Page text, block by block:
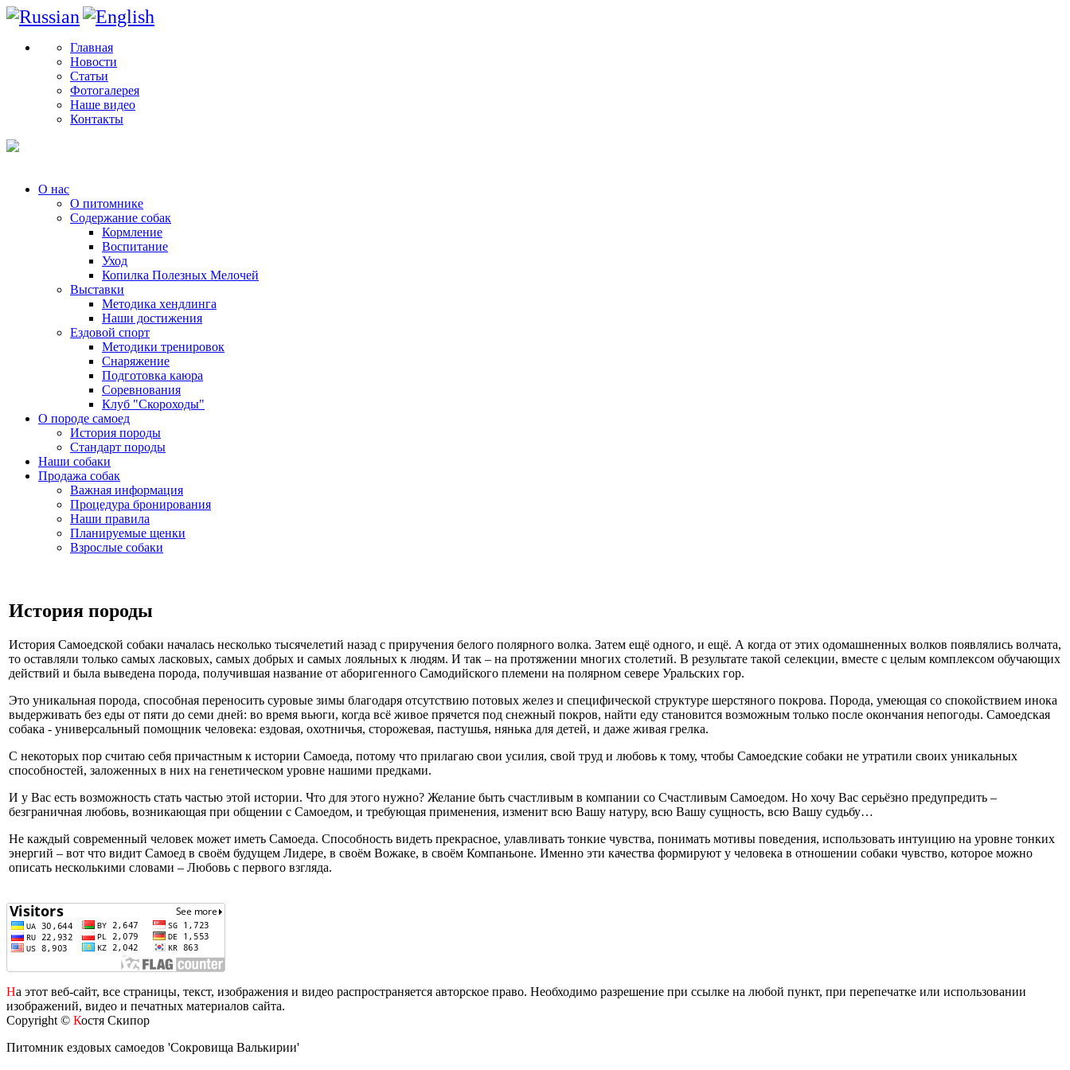
Главная
Новости
Статьи
Фотогалерея
Наше видео
Контакты
О нас
О питомнике
Содержание собак
Кормление
Воспитание
Уход
Копилка Полезных Мелочей
Выставки
Методика хендлинга
Наши достижения
Ездовой спорт
Методики тренировок
Снаряжение
Подготовка каюра
Соревнования
Клуб "Скороходы"
О породе самоед
История породы
Стандарт породы
Наши собаки
Продажа собак
Важная информация
Процедура бронирования
Наши правила
Планируемые щенки
Взрослые собаки
История породы
История Самоедской собаки началась несколько тысячелетий назад с приручения белого полярного волка. Затем ещё одного, и ещё. А когда от этих одомашненных волков появлялись волчата,
то оставляли только самых ласковых, самых добрых и самых лояльных к людям. И так – на протяжении многих столетий. В результате такой селекции, вместе с целым комплексом обучающих
действий и была выведена порода, получившая название от аборигенного Самодийского племени на полярном севере Уральских гор.
Это уникальная порода, способная переносить суровые зимы благодаря отсутствию потовых желез и специфической структуре шерстяного покрова. Порода, умеющая со спокойствием инока
выдерживать без еды от пяти до семи дней: во время вьюги, когда всё живое прячется под снежный покров, найти еду становится возможным только после окончания непогоды. Самоедская
собака - универсальный помощник человека: ездовая, охотничья, сторожевая, пастушья, нянька для детей, и даже живая грелка.
С некоторых пор считаю себя причастным к истории Самоеда, потому что прилагаю свои усилия, свой труд и любовь к тому, чтобы Самоедские собаки не утратили своих уникальных
способностей, заложенных в них на генетическом уровне нашими предками.
И у Вас есть возможность стать частью этой истории. Что для этого нужно? Желание быть счастливым в компании со Счастливым Самоедом. Но хочу Вас серьёзно предупредить –
безграничная любовь, возникающая при общении с Самоедом, и требующая применения, изменит всю Вашу натуру, всю Вашу сущность, всю Вашу судьбу…
Не каждый современный человек может иметь Самоеда. Способность видеть прекрасное, улавливать тонкие чувства, понимать мотивы поведения, использовать интуицию на уровне тонких
энергий – вот что видит Самоед в своём будущем Лидере, в своём Вожаке, в своём Компаньоне. Именно эти качества формируют у человека в отношении собаки чувство, которое можно
описать несколькими словами – Любовь с первого взгляда.
На этот веб-сайт, все страницы, текст, изображения и видео распространяется авторское право. Необходимо разрешение при ссылке на любой пункт, при перепечатке или использовании
изображений, видео и печатных материалов сайта.
Copyright © Костя Скипор
Питомник ездовых самоедов 'Сокровища Валькирии'